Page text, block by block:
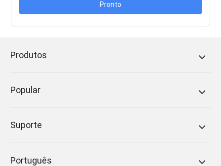
Pronto
Produtos
Popular
Suporte
Português